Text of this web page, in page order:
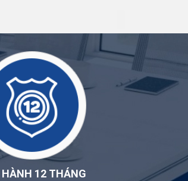
HÀNH 12 THÁNG